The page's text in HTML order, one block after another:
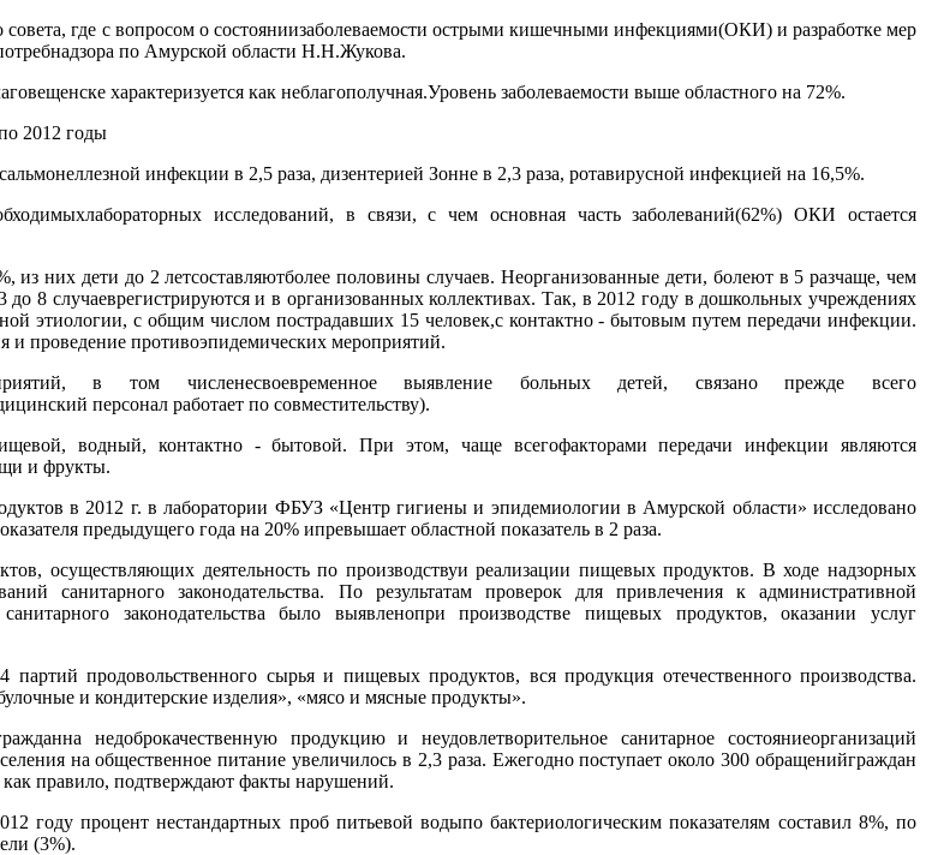
совета, где с вопросом о состояниизаболеваемости острыми кишечными инфекциями(ОКИ) и разработке мер
по Амурской области Н.Н.Жукова.
характеризуется как неблагополучная.Уровень заболеваемости выше областного на 72%.
2012 годы
инфекции в 2,5 раза, дизентерией Зонне в 2,3 раза, ротавирусной инфекцией на 16,5%.
исследований, в связи, с чем основная часть заболеваний(62%) ОКИ остается
них дети до 2 летсоставляютболее половины случаев. Неорганизованные дети, болеют в 5 разчаще, чем
8 случаеврегистрируются и в организованных коллективах. Так, в 2012 году в дошкольных учреждениях
этиологии, с общим числом пострадавших 15 человек,с контактно - бытовым путем передачи инфекции.
проведение противоэпидемических мероприятий.
в том численесвоевременное выявление больных детей, связано прежде всего
персонал работает по совместительству).
водный, контактно - бытовой. При этом, чаще всегофакторами передачи инфекции являются
и фрукты.
в 2012 г. в лаборатории ФБУЗ «Центр гигиены и эпидемиологии в Амурской области» исследовано
предыдущего года на 20% ипревышает областной показатель в 2 раза.
осуществляющих деятельность по производствуи реализации пищевых продуктов. В ходе надзорных
санитарного законодательства. По результатам проверок для привлечения к административной
законодательства было выявленопри производстве пищевых продуктов, оказании услуг
продовольственного сырья и пищевых продуктов, вся продукция отечественного производства.
и кондитерские изделия», «мясо и мясные продукты».
недоброкачественную продукцию и неудовлетворительное санитарное состояниеорганизаций
на общественное питание увеличилось в 2,3 раза. Ежегодно поступает около 300 обращенийграждан
правило, подтверждают факты нарушений.
году процент нестандартных проб питьевой водыпо бактериологическим показателям составил 8%, по
(3%).